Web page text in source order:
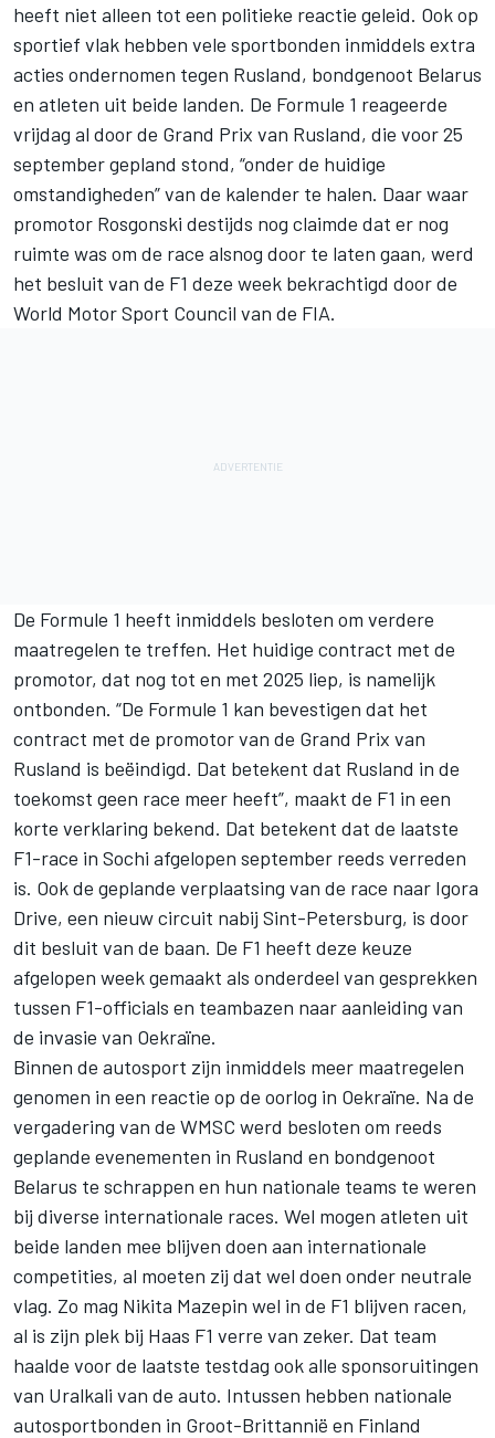
heeft niet alleen tot een politieke reactie geleid. Ook op
sportief vlak hebben vele sportbonden inmiddels extra
acties ondernomen tegen Rusland, bondgenoot Belarus
en atleten uit beide landen. De Formule 1 reageerde
vrijdag al door de Grand Prix van Rusland, die voor 25
september gepland stond, “onder de huidige
omstandigheden” van de kalender te halen. Daar waar
promotor Rosgonski destijds nog claimde dat er nog
ruimte was om de race alsnog door te laten gaan, werd
het besluit van de F1 deze week bekrachtigd door de
World Motor Sport Council van de FIA.
De Formule 1 heeft inmiddels besloten om verdere
maatregelen te treffen. Het huidige contract met de
promotor, dat nog tot en met 2025 liep, is namelijk
ontbonden. “De Formule 1 kan bevestigen dat het
contract met de promotor van de Grand Prix van
Rusland is beëindigd. Dat betekent dat Rusland in de
toekomst geen race meer heeft”, maakt de F1 in een
korte verklaring bekend. Dat betekent dat de laatste
F1-race in Sochi afgelopen september reeds verreden
is. Ook de geplande verplaatsing van de race naar Igora
Drive, een nieuw circuit nabij Sint-Petersburg, is door
dit besluit van de baan. De F1 heeft deze keuze
afgelopen week gemaakt als onderdeel van gesprekken
tussen F1-officials en teambazen naar aanleiding van
de invasie van Oekraïne.
Binnen de autosport zijn inmiddels meer maatregelen
genomen in een reactie op de oorlog in Oekraïne. Na de
vergadering van de WMSC werd besloten om reeds
geplande evenementen in Rusland en bondgenoot
Belarus te schrappen en hun nationale teams te weren
bij diverse internationale races. Wel mogen atleten uit
beide landen mee blijven doen aan internationale
competities, al moeten zij dat wel doen onder neutrale
vlag. Zo mag Nikita Mazepin wel in de F1 blijven racen,
al is zijn plek bij Haas F1 verre van zeker. Dat team
haalde voor de laatste testdag ook alle sponsoruitingen
van Uralkali van de auto. Intussen hebben nationale
autosportbonden in Groot-Brittannië en Finland